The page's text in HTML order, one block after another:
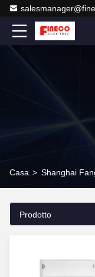
Casa. > Shanghai
Prodotto